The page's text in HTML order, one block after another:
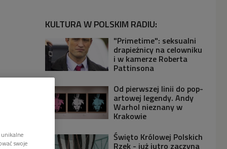
KULTURA W POLSKIM RADIU:
"Primetime": seksualni
drapieżnicy na celowniku
i w kamerze Roberta
Pattinsona
Od pierwszej linii do pop-
artowej legendy. Andy
Warhol nieznany w
Krakowie
Święto Królowej Polskich
Rzek - już jutro zaczyna
swoje